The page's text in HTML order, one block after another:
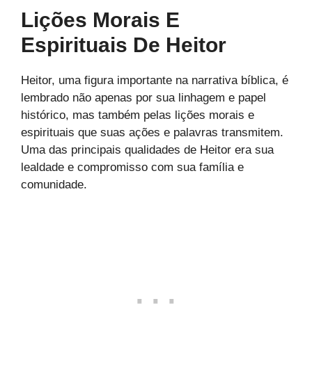
Lições Morais E
Espirituais De Heitor
Heitor, uma figura importante na narrativa bíblica, é
lembrado não apenas por sua linhagem e papel
histórico, mas também pelas lições morais e
espirituais que suas ações e palavras transmitem.
Uma das principais qualidades de Heitor era sua
lealdade e compromisso com sua família e
comunidade.